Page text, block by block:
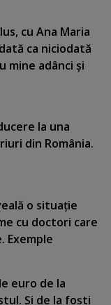
cu Ana Maria
ca niciodată
mine adânci şi
la una
din România.
o situaţie
cu doctori care
Exemple
euro de la
Şi de la foşti